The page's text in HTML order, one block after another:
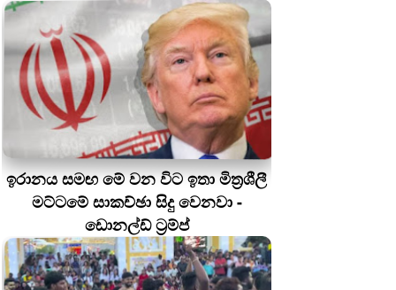
ඉරානය සමඟ මේ වන විට ඉතා මිත්‍රශීලී
මට්ටමේ සාකච්ඡා සිදු වෙනවා -
ඩොනල්ඩ් ට්‍රම්ප්